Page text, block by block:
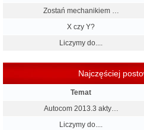
Zostań mechanikiem …
X czy Y?
Liczymy do....
Najczęściej
Temat
Autocom 2013.3 akty…
Liczymy do....